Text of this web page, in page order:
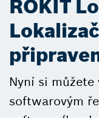
ROKIT
Nyní si
softwarovým